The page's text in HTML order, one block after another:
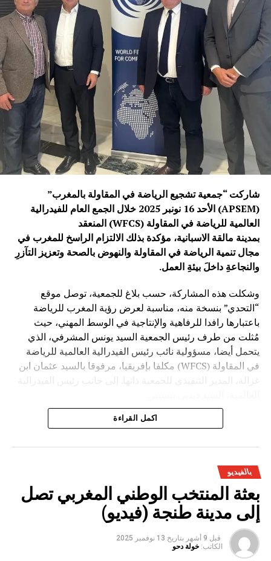
شاركت “جمعية تشجيع الرياضة في المقاولة بالمغرب”
(APSEM) الأحد 16 نونبر 2025 خلال الجمع العام للفيدرالية
العالمية للرياضة في المقاولة (WFCS) المنعقد
بمدينة مالقة الاسبانية، مؤكدة بذلك الالتزام الراسخ للمغرب في
مجال تنمية الرياضة في المقاولة والنهوض بالصحة وتعزيز التآزرِ
والنجاعةِ داخلَ بيئةِ العمل.
وشكلت هذه المشاركة، حسب بلاغ للجمعية، توصل موقع
“التحدي” بنسخة منه، مناسبة لعرض رؤية المغرب للرياضة
باعتبارها رافدا للرفاهية والإنتاجية في الوسط المهني، حيث
مُثلت من طرف رئيس الجمعية السيد يونس المشرفي، الذي
يتحمل أيضا، مسؤولية نائب رئيس الفيدرالية العالمية للرياضة
في المقاولة (WFCS) مكلفا بإفريقيا، مرفوقا بالسيد عثمان ابن
غزالة، المدير التنفيذي للجمعية ذاتها. إلى جانب رئيس الفيدرالية
اكمل القراءة
بالفيديو
بعثة المنتخب الوطني المغربي تصل
إلى مدينة طنجة (فيديو)
قبل 9 أشهر بتاريخ 13 نوفمبر 2025
الكاتب: خولة دحو